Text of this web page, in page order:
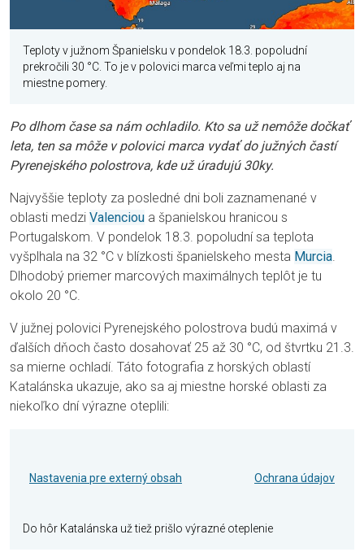
Teploty v južnom Španielsku v pondelok 18.3. popoludní
prekročili 30 °C. To je v polovici marca veľmi teplo aj na
miestne pomery.
Po dlhom čase sa nám ochladilo. Kto sa už nemôže dočkať
leta, ten sa môže v polovici marca vydať do južných častí
Pyrenejského polostrova, kde už úradujú 30ky.
Najvyššie teploty za posledné dni boli zaznamenané v
oblasti medzi Valenciou a španielskou hranicou s
Portugalskom. V pondelok 18.3. popoludní sa teplota
vyšplhala na 32 °C v blízkosti španielskeho mesta Murcia.
Dlhodobý priemer marcových maximálnych teplôt je tu
okolo 20 °C.
V južnej polovici Pyrenejského polostrova budú maximá v
ďalších dňoch často dosahovať 25 až 30 °C, od štvrtku 21.3.
sa mierne ochladí. Táto fotografia z horských oblastí
Katalánska ukazuje, ako sa aj miestne horské oblasti za
niekoľko dní výrazne oteplili:
Nastavenia pre externý obsah Ochrana údajov
Do hôr Katalánska už tiež prišlo výrazné oteplenie